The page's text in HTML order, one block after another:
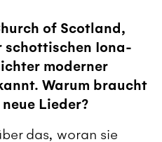
of Scotland,
schottischen Iona-
moderner
Warum braucht
Lieder?
das, woran sie